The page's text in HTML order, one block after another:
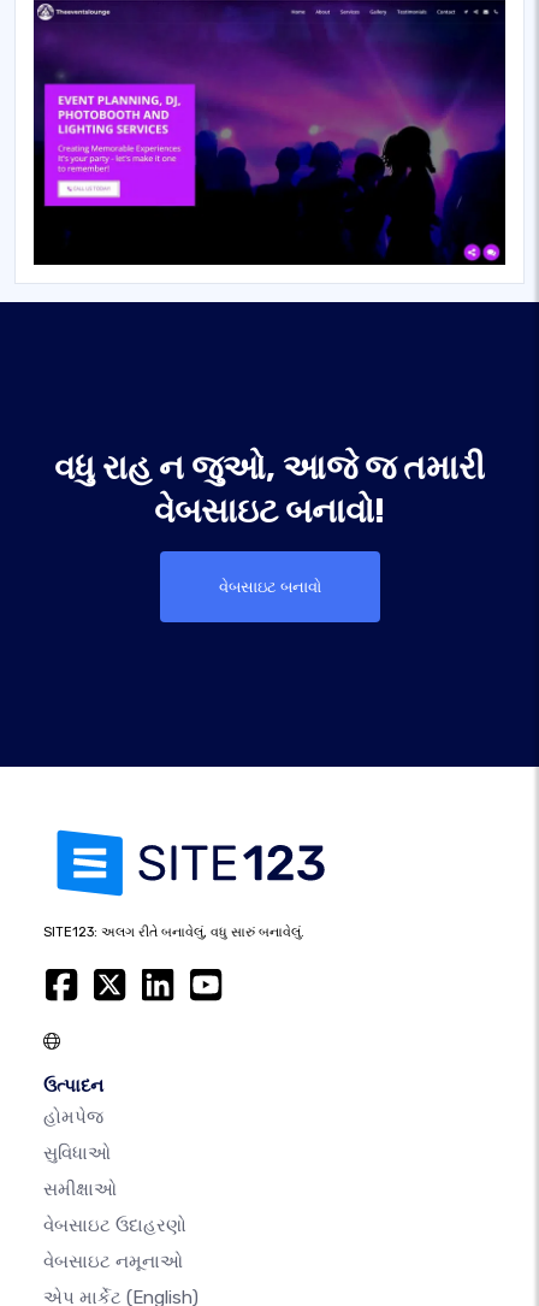
વધુ રાહ ન જુઓ, આજે જ તમારી
વેબસાઇટ બનાવો!
વેબસાઇટ બનાવો
SITE123: અલગ રીતે બનાવેલું, વધુ સારું બનાવેલું.
ઉત્પાદન
હોમપેજ
સુવિધાઓ
સમીક્ષાઓ
વેબસાઇટ ઉદાહરણો
વેબસાઇટ નમૂનાઓ
એપ માર્કેટ (English)